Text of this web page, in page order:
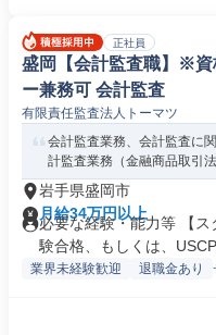
正社員
盛岡【会計監査職】※
ー兼務可 会計監査
有限責任監査法人トーマツ
会計監査業務、会計監査に
計監査業務（金融商品取引
岩手県盛岡市
月給34万円以上
必要な経験・能力等 【
験合格、もしくは、
業界未経験歓迎 退職金あり